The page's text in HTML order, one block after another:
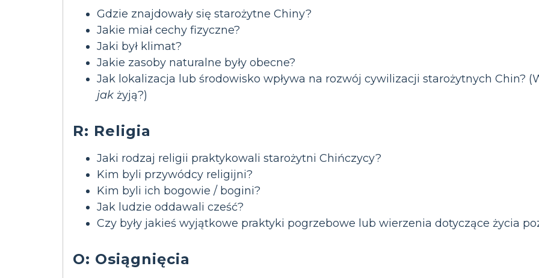
Gdzie znajdowały się starożytne Chiny?
Jakie miał cechy fizyczne?
Jaki był klimat?
Jakie zasoby naturalne były obecne?
Jak lokalizacja lub środowisko wpływa na rozwój cywilizacji starożytnych Chin?
jak żyją?)
R: Religia
Jaki rodzaj religii praktykowali starożytni Chińczycy?
Kim byli przywódcy religijni?
Kim byli ich bogowie / bogini?
Jak ludzie oddawali cześć?
Czy były jakieś wyjątkowe praktyki pogrzebowe lub wierzenia dotyczące życia
O: Osiągnięcia